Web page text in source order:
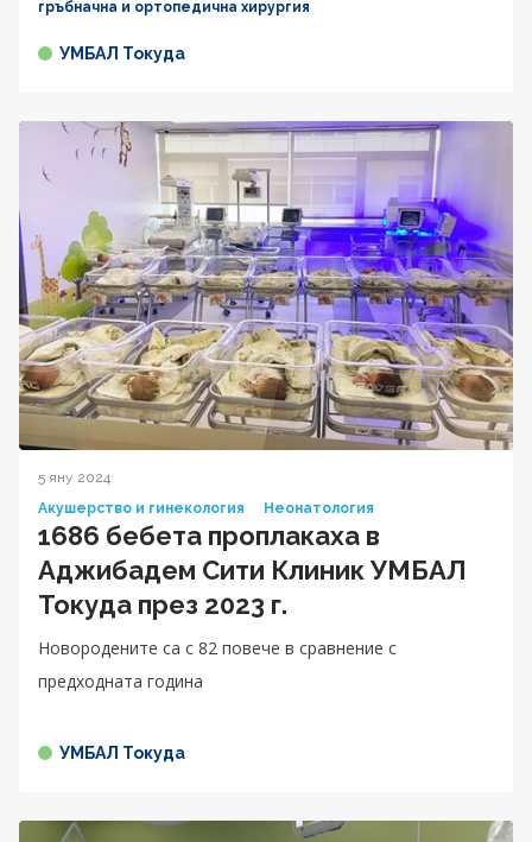
гръбначна и ортопедична хирургия
УМБАЛ Токуда
5 яну 2024
Акушерство и гинекология
Неонатология
1686 бебета проплакаха в
Аджибадем Сити Клиник УМБАЛ
Токуда през 2023 г.
Новородените са с 82 повече в сравнение с
предходната година
УМБАЛ Токуда